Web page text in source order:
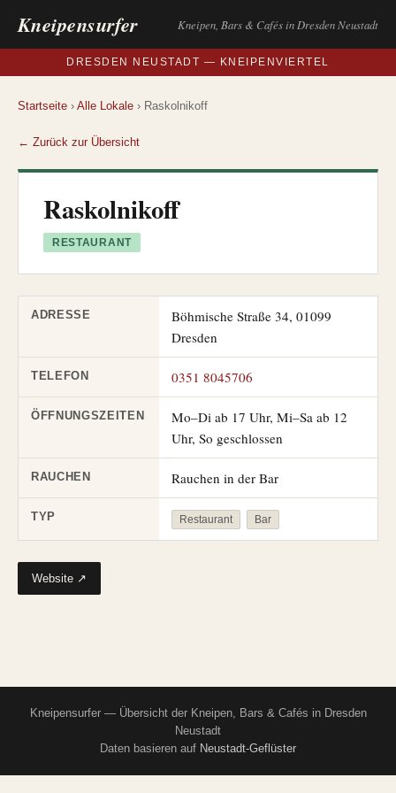
Kneipensurfer Kneipen, Bars & Cafés in Dresden Neustadt
DRESDEN NEUSTADT — KNEIPENVIERTEL
Startseite › Alle Lokale › Raskolnikoff
← Zurück zur Übersicht
Raskolnikoff
RESTAURANT
ADRESSE
Böhmische Straße 34, 01099
Dresden
TELEFON 0351 8045706
ÖFFNUNGSZEITEN
Mo–Di ab 17 Uhr, Mi–Sa ab 12
Uhr, So geschlossen
RAUCHEN Rauchen in der Bar
TYP Restaurant Bar
Website ↗
Kneipensurfer — Übersicht der Kneipen, Bars & Cafés in Dresden
Neustadt
Daten basieren auf Neustadt-Geflüster